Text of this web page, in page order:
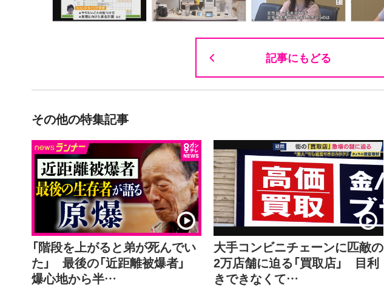
記事にもどる
その他の特集記事
「階段を上がると弟が死んでい
た」 最後の「近距離被爆者」
爆心地から半…
大手コンビニチェーンに匹敵の
2万店舗に迫る「買取店」 目利
きできなくて…